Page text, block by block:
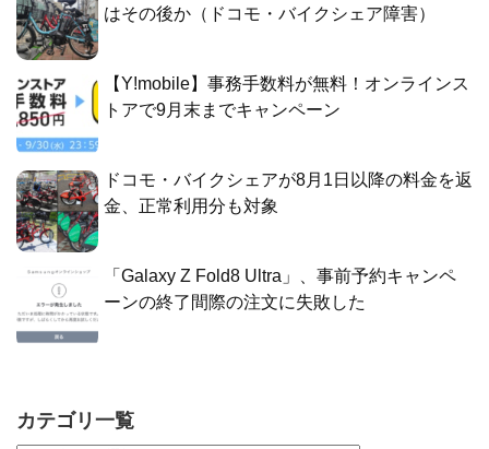
はその後か（ドコモ・バイクシェア障害）
【Y!mobile】事務手数料が無料！オンラインス
トアで9月末までキャンペーン
ドコモ・バイクシェアが8月1日以降の料金を返
金、正常利用分も対象
「Galaxy Z Fold8 Ultra」、事前予約キャンペ
ーンの終了間際の注文に失敗した
カテゴリ一覧